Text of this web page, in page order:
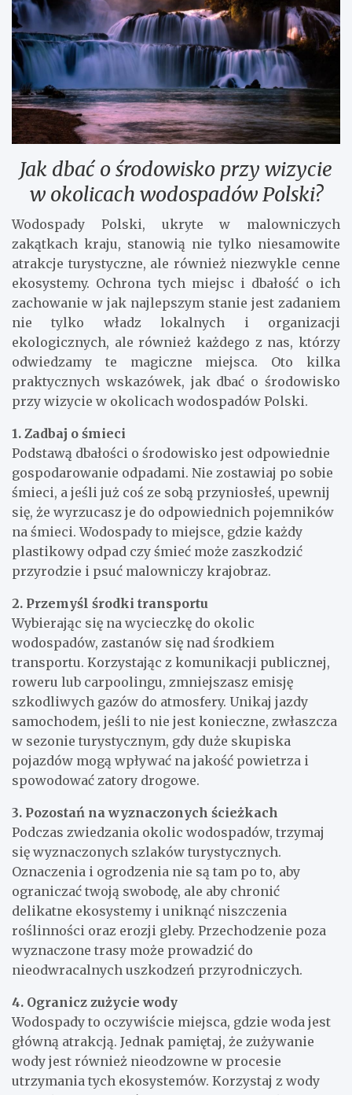
Jak dbać o środowisko przy wizycie
w okolicach wodospadów Polski?
Wodospady Polski, ukryte w malowniczych
zakątkach kraju, stanowią nie tylko niesamowite
atrakcje turystyczne, ale również niezwykle cenne
ekosystemy. Ochrona tych miejsc i dbałość o ich
zachowanie w jak najlepszym stanie jest zadaniem
nie tylko władz lokalnych i organizacji
ekologicznych, ale również każdego z nas, którzy
odwiedzamy te magiczne miejsca. Oto kilka
praktycznych wskazówek, jak dbać o środowisko
przy wizycie w okolicach wodospadów Polski.
1. Zadbaj o śmieci
Podstawą dbałości o środowisko jest odpowiednie
gospodarowanie odpadami. Nie zostawiaj po sobie
śmieci, a jeśli już coś ze sobą przyniosłeś, upewnij
się, że wyrzucasz je do odpowiednich pojemników
na śmieci. Wodospady to miejsce, gdzie każdy
plastikowy odpad czy śmieć może zaszkodzić
przyrodzie i psuć malowniczy krajobraz.
2. Przemyśl środki transportu
Wybierając się na wycieczkę do okolic
wodospadów, zastanów się nad środkiem
transportu. Korzystając z komunikacji publicznej,
roweru lub carpoolingu, zmniejszasz emisję
szkodliwych gazów do atmosfery. Unikaj jazdy
samochodem, jeśli to nie jest konieczne, zwłaszcza
w sezonie turystycznym, gdy duże skupiska
pojazdów mogą wpływać na jakość powietrza i
spowodować zatory drogowe.
3. Pozostań na wyznaczonych ścieżkach
Podczas zwiedzania okolic wodospadów, trzymaj
się wyznaczonych szlaków turystycznych.
Oznaczenia i ogrodzenia nie są tam po to, aby
ograniczać twoją swobodę, ale aby chronić
delikatne ekosystemy i uniknąć niszczenia
roślinności oraz erozji gleby. Przechodzenie poza
wyznaczone trasy może prowadzić do
nieodwracalnych uszkodzeń przyrodniczych.
4. Ogranicz zużycie wody
Wodospady to oczywiście miejsca, gdzie woda jest
główną atrakcją. Jednak pamiętaj, że zużywanie
wody jest również nieodzowne w procesie
utrzymania tych ekosystemów. Korzystaj z wody